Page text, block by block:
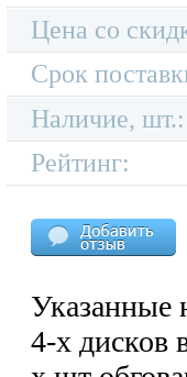
Цена со
Срок
Наличие, шт.:
Рейтинг:
Указанные
4-х дисков